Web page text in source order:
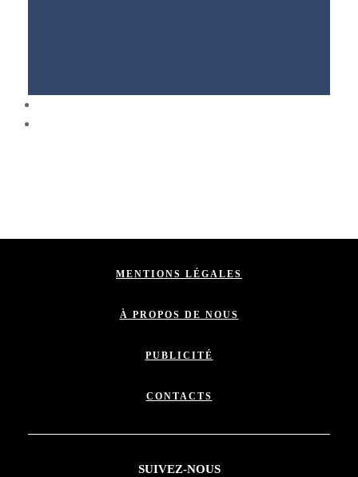
MENTIONS LÉGALES
À PROPOS DE NOUS
PUBLICITÉ
CONTACTS
SUIVEZ-NOUS